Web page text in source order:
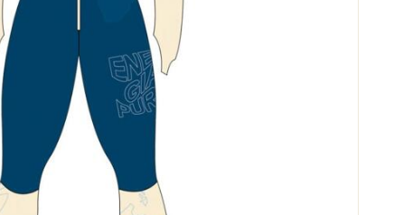
SKI TOUT
TERRAIN